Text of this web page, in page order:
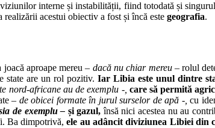
interne și instabilității, fiind totodată și
acestui obiectiv a fost și încă este geografia.
joacă aproape mereu– dacă nu chiar mereu –rolul
state are un rol pozitiv.Iar Libia este unul dintre
nord-africane au de exemplu -, care să permită
– de obicei formate în jurul surselor de apă -, cu
de exemplu – și gazul, însă nici acestea nu au
Ba dimpotrivă,ele au adâncit diviziunea Libiei din